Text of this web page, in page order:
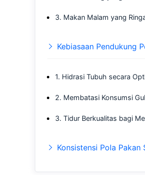
3. Makan Malam yang
Kebiasaan Pendukung
1. Hidrasi Tubuh secara
2. Membatasi Konsumsi
3. Tidur Berkualitas bagi
Konsistensi Pola Pakan